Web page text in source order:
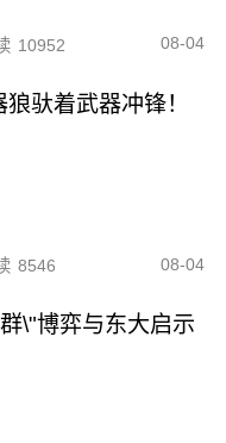
10952 08-04
驮着武器冲锋！
8546 08-04
\"博弈与东大启示